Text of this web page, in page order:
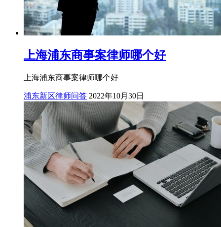
上海浦东商事案律师哪个好
上海浦东商事案律师哪个好
浦东新区律师问答 2022年10月30日